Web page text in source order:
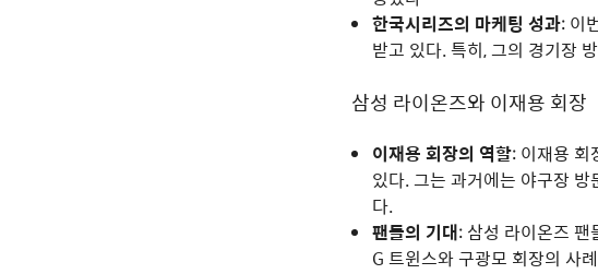
한국시리즈의 마케팅 성과: 이
받고 있다. 특히, 그의 경기장
삼성 라이온즈와 이재용 회장
이재용 회장의 역할: 이재용 회
있다. 그는 과거에는 야구장
다.
팬들의 기대: 삼성 라이온즈
G 트윈스와 구광모 회장의 사